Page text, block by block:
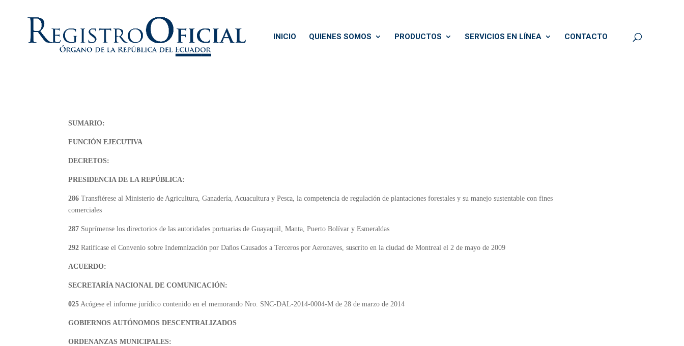
INICIO QUIENES SOMOS PRODUCTOS SERVICIOS EN LÍNEA CONTACTO
SUMARIO:
FUNCIÓN EJECUTIVA
DECRETOS:
PRESIDENCIA DE LA REPÚBLICA:
286Transfiérese al Ministerio de Agricultura, Ganadería, Acuacultura y Pesca, la competencia de regulación de plantaciones forestales y su manejo sustentable con fines
comerciales
287 Suprímense los directorios de las autoridades portuarias de Guayaquil, Manta, Puerto Bolívar y Esmeraldas
292Ratifícase el Convenio sobre Indemnización por Daños Causados a Terceros por Aeronaves, suscrito en la ciudad de Montreal el 2 de mayo de 2009
ACUERDO:
SECRETARÍA NACIONAL DE COMUNICACIÓN:
025 Acógese el informe jurídico contenido en el memorando Nro. SNC-DAL-2014-0004-M de 28 de marzo de 2014
GOBIERNOS AUTÓNOMOS DESCENTRALIZADOS
ORDENANZAS MUNICIPALES: